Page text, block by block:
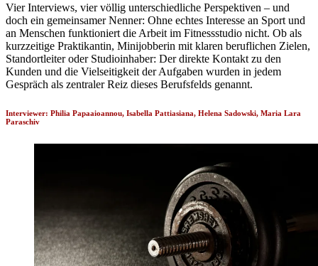
Vier Interviews, vier völlig unterschiedliche Perspektiven – und
doch ein gemeinsamer Nenner: Ohne echtes Interesse an Sport und
an Menschen funktioniert die Arbeit im Fitnessstudio nicht. Ob als
kurzzeitige Praktikantin, Minijobberin mit klaren beruflichen Zielen,
Standortleiter oder Studioinhaber: Der direkte Kontakt zu den
Kunden und die Vielseitigkeit der Aufgaben wurden in jedem
Gespräch als zentraler Reiz dieses Berufsfelds genannt.
Interviewer: Philia Papaaioannou, Isabella Pattiasiana, Helena Sadowski, Maria Lara
Paraschiv